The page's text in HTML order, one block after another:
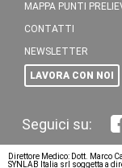
MAPPA PUNTI
CONTATTI
NEWSLETTER
LAVORA CON NOI
Direttore Medico: Dott. Marco
SYNLAB Italia srl soggetta a